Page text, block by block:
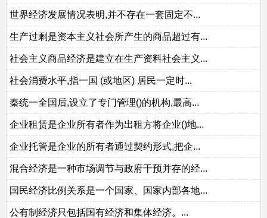
世界经济发展情况表明,并不存在一套固定不...
生产过剩是资本主义社会所产生的商品超过有...
社会主义商品经济是建立在生产资料社会主义...
社会消费水平,指一国 (或地区) 居民一定时...
秦统一全国后,设立了专门管理()的机构,最高...
企业租赁是企业所有者作为出租方将企业()地...
企业托管是企业的所有者通过契约形式,把企...
混合经济是一种市场调节与政府干预并存的经...
国民经济比例关系是一个国家、国家内部各地...
公有制经济只包括国有经济和集体经济。...